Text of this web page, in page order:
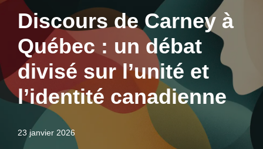
Discours de Carney à
Québec : un débat
divisé sur l’unité et
l’identité canadienne
23 janvier 2026